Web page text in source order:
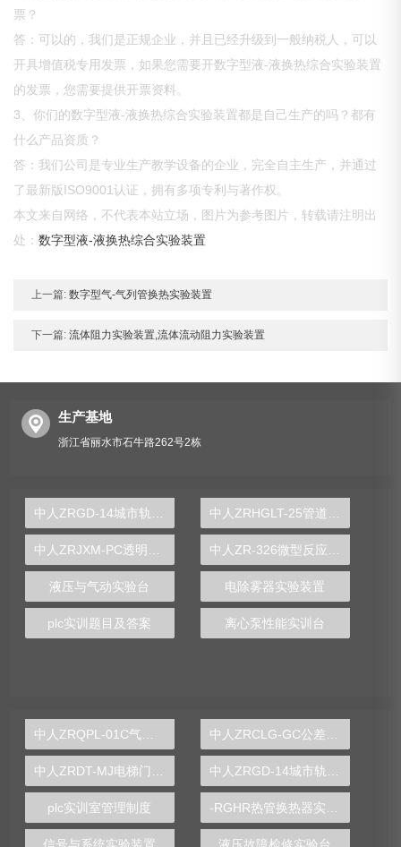
票？
答：可以的，我们是正规企业，并且已经升级到一般纳税人，可以
开具增值税专用发票，如果您需要开数字型液-液换热综合实验装置
的发票，您需要提供开票资料。
3、你们的数字型液-液换热综合实验装置都是自己生产的吗？都有
什么产品资质？
答：我们公司是专业生产教学设备的企业，完全自主生产，并通过
了最新版ISO9001认证，拥有多项专利与著作权。
本文来自网络，不代表本站立场，图片为参考图片，转载请注明出
处：数字型液-液换热综合实验装置
上一篇: 数字型气-气列管换热实验装置
下一篇: 流体阻力实验装置,流体流动阻力实验装置
生产基地
浙江省丽水市石牛路262号2栋
液压与气动实验台 电除雾器实验装置
plc实训题目及答案 离心泵性能实训台
plc实训室管理制度
信号与系统实验装置 液压故障检修实验台